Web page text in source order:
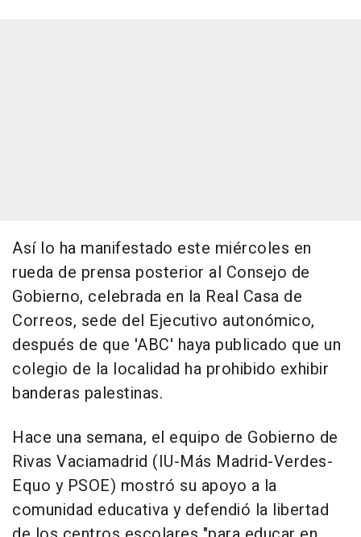
Así lo ha manifestado este miércoles en
rueda de prensa posterior al Consejo de
Gobierno, celebrada en la Real Casa de
Correos, sede del Ejecutivo autonómico,
después de que 'ABC' haya publicado que un
colegio de la localidad ha prohibido exhibir
banderas palestinas.
Hace una semana, el equipo de Gobierno de
Rivas Vaciamadrid (IU-Más Madrid-Verdes-
Equo y PSOE) mostró su apoyo a la
comunidad educativa y defendió la libertad